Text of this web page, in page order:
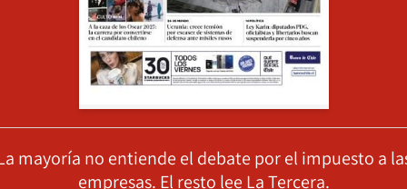
mayoría no entiende el debate por el impuesto a
empresas. El resto lee La Tercera.